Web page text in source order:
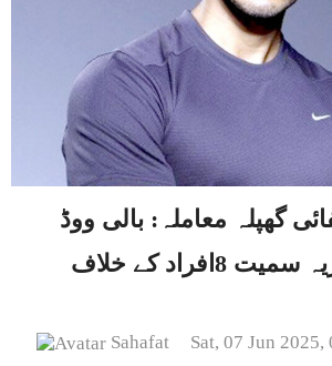
گھپلہ معاملہ: بالی ووڈ
اداکار ڈینو موریہ سمیت 8افراد کے خلاف
Sahafat Sat, 07 Jun 2025,